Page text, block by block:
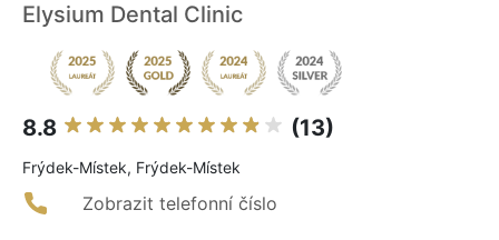
Elysium Dental Clinic
8.8 (13)
Frýdek-Místek, Frýdek-Místek
Zobrazit telefonní číslo